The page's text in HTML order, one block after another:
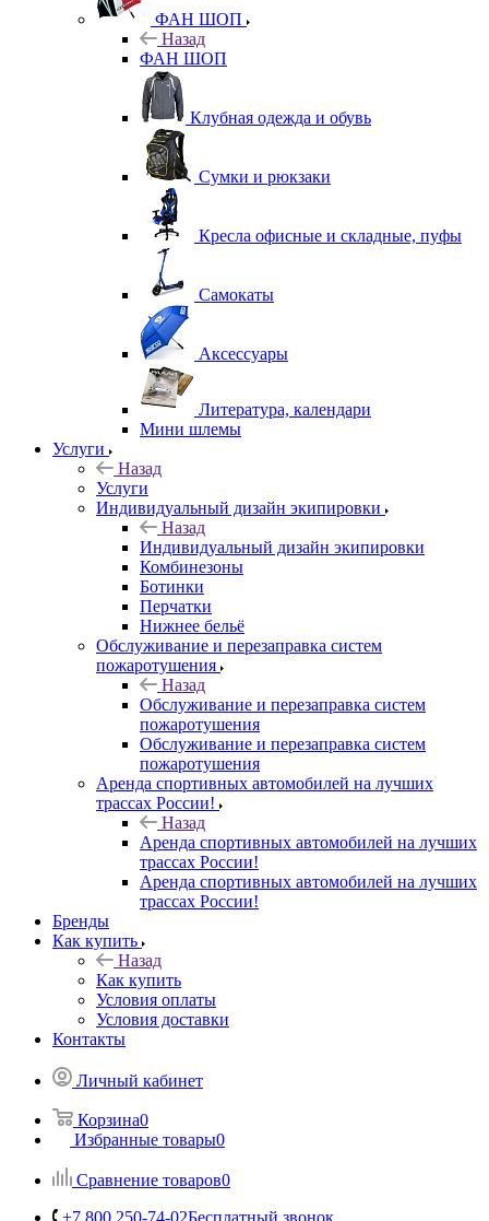
ФАН ШОП
Назад
ФАН ШОП
Клубная одежда и обувь
Сумки и рюкзаки
Кресла офисные и складные, пуфы
Самокаты
Аксессуары
Литература, календари
Мини шлемы
Услуги
Назад
Услуги
Индивидуальный дизайн экипировки
Назад
Индивидуальный дизайн экипировки
Комбинезоны
Ботинки
Перчатки
Нижнее бельё
Обслуживание и перезаправка систем
пожаротушения
Назад
Обслуживание и перезаправка систем
пожаротушения
Обслуживание и перезаправка систем
пожаротушения
Аренда спортивных автомобилей на лучших
трассах России!
Назад
Аренда спортивных автомобилей на лучших
трассах России!
Аренда спортивных автомобилей на лучших
трассах России!
Бренды
Как купить
Назад
Как купить
Условия оплаты
Условия доставки
Контакты
Личный кабинет
Корзина0
Избранные товары0
Сравнение товаров0
+7 800 250-74-02Бесплатный звонок